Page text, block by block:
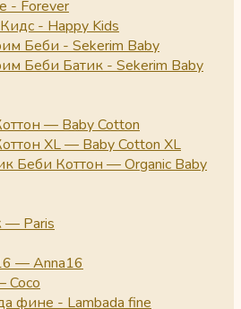
- Forever
- Happy Kids
Беби - Sekerim Baby
Беби Батик - Sekerim Baby
— Baby Cotton
XL — Baby Cotton XL
Беби Коттон — Organic Baby
Paris
— Anna16
Coco
фине - Lambada fine